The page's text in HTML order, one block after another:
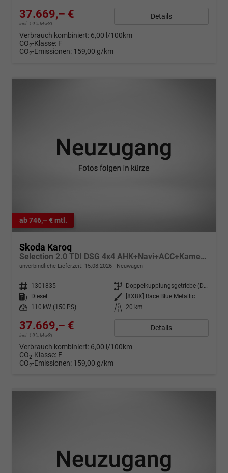
37.669,– €
incl. 19% MwSt.
Details
Verbrauch kombiniert: 6,00 l/100km
CO2-Klasse: F
CO2-Emissionen: 159,00 g/km
ab 746,– € mtl.
Skoda Karoq
Selection 2.0 TDI DSG 4x4 AHK+Navi+ACC+Kamera+Sitzheiz+eHeck+Chrom+Lodge+GV5
unverbindliche Lieferzeit: 15.08.2026 Neuwagen
Fahrzeugnr. 1301835 Getriebe
Doppelkupplungsgetriebe (DSG)
Kraftstoff
Diesel Außenfarbe
[8X8X] Race Blue Metallic
Leistung
110 kW (150 PS) Kilometerstand 20 km
37.669,– €
incl. 19% MwSt.
Details
Verbrauch kombiniert: 6,00 l/100km
CO2-Klasse: F
CO2-Emissionen: 159,00 g/km